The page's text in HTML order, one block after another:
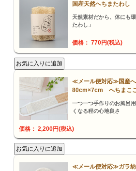
国産天然へちまたわし
天然素材だから、体にも
たわし」
価格： 770円(税込)
≪メール便対応≫国産
80cm×7cm へちまこ
一つ一つ手作りのお風呂
くなる程の心地良さ
価格： 2,200円(税込)
≪メール便対応≫ガラ紡